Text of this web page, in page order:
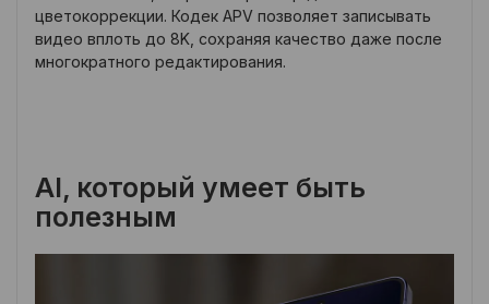
цветокоррекции. Кодек APV позволяет записывать
видео вплоть до 8K, сохраняя качество даже после
многократного редактирования.
AI, который умеет быть
полезным